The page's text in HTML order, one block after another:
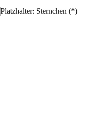
Platzhalter: Sternchen (*)